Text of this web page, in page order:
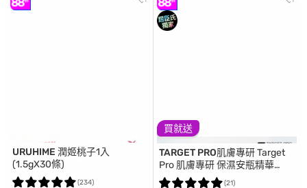
URUHIME 潤姬桃子1入
(1.5gX30條)
(234)
買就送
TARGET PRO肌膚專研Target
Pro 肌膚專研 保濕安瓶精華
30ml
(21)